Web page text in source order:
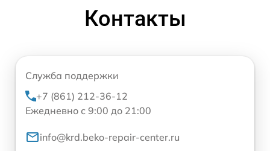
Контакты
Служба поддержки
+7 (861) 212-36-12
Ежедневно с 9:00 до 21:00
info@krd.beko-repair-center.ru